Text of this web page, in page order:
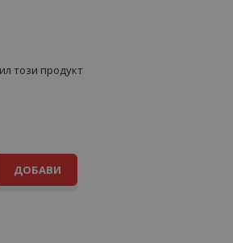
този продукт
ДОБАВИ